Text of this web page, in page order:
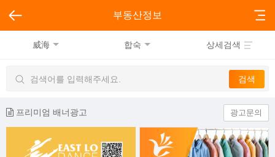
부동산정보
威海 합숙 상세검색
프리미엄 배너광고 광고문의